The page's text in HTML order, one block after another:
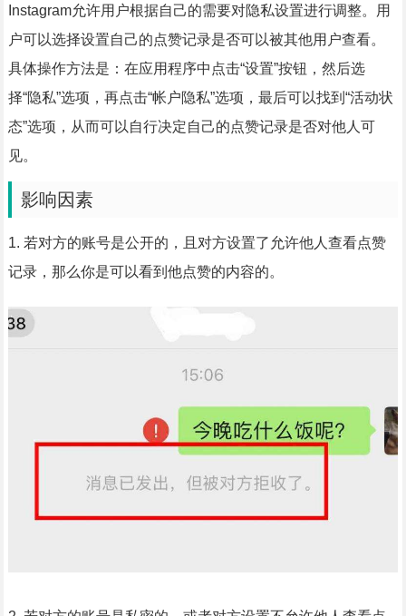
Instagram允许用户根据自己的需要对隐私设置进行调整。用
户可以选择设置自己的点赞记录是否可以被其他用户查看。
具体操作方法是：在应用程序中点击“设置”按钮，然后选
择“隐私”选项，再点击“帐户隐私”选项，最后可以找到“活动状
态”选项，从而可以自行决定自己的点赞记录是否对他人可
见。
影响因素
1. 若对方的账号是公开的，且对方设置了允许他人查看点赞
记录，那么你是可以看到他点赞的内容的。